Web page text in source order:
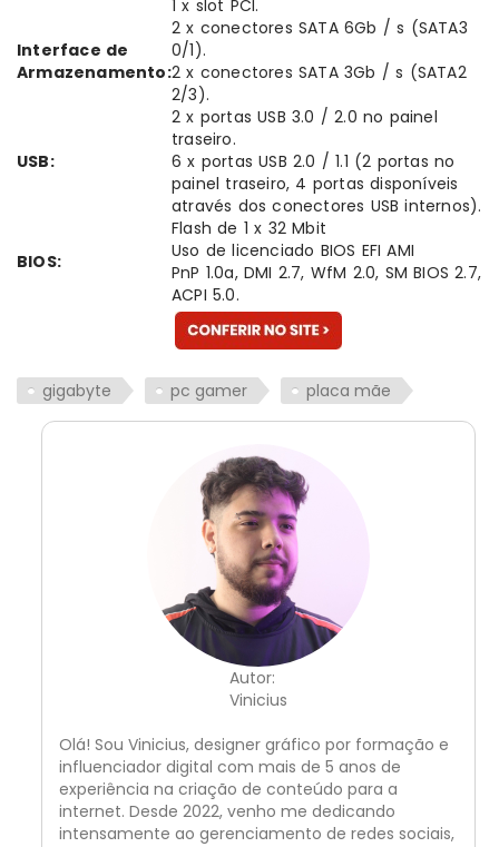
1 x slot PCI.
Interface de
Armazenamento:
2 x conectores SATA 6Gb / s (SATA3
0/1).
2 x conectores SATA 3Gb / s (SATA2
2/3).
USB:
2 x portas USB 3.0 / 2.0 no painel
traseiro.
6 x portas USB 2.0 / 1.1 (2 portas no
painel traseiro, 4 portas disponíveis
através dos conectores USB internos).
BIOS:
Flash de 1 x 32 Mbit
Uso de licenciado BIOS EFI AMI
PnP 1.0a, DMI 2.7, WfM 2.0, SM BIOS 2.7,
ACPI 5.0.
gigabyte pc gamer placa mãe
Autor:
Vinicius
Olá! Sou Vinicius, designer gráfico por formação e
influenciador digital com mais de 5 anos de
experiência na criação de conteúdo para a
internet. Desde 2022, venho me dedicando
intensamente ao gerenciamento de redes sociais,